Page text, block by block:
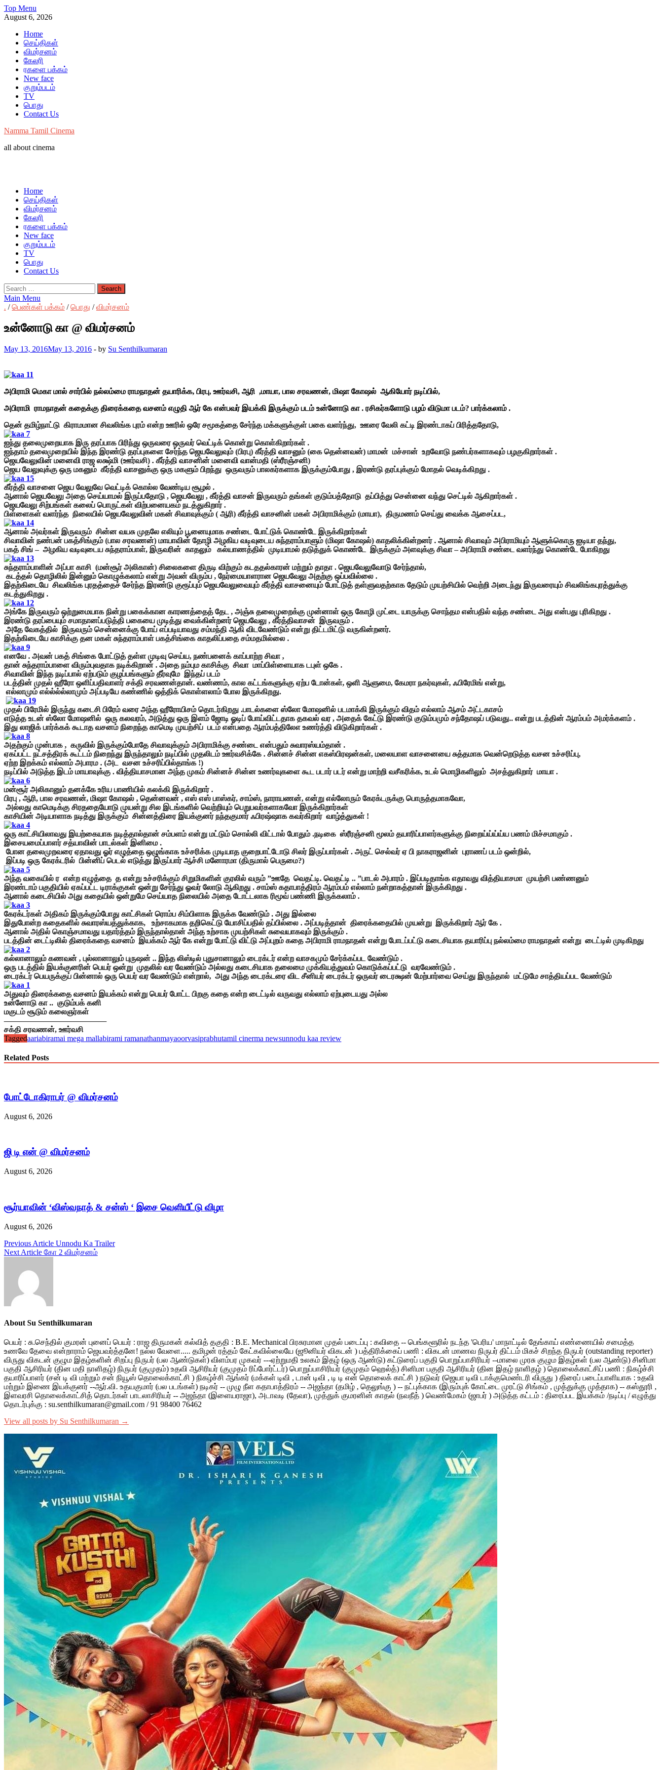
Skip
to
Top Menu
August 6, 2026
Home
செய்திகள்
விமர்சனம்
கேலரி
ரகளை பக்கம்
New face
குறும்படம்
TV
பொது
Contact Us
Namma Tamil Cinema
all about cinema
Home
செய்திகள்
விமர்சனம்
கேலரி
ரகளை பக்கம்
New face
குறும்படம்
TV
பொது
Contact Us
Search
for:
Main Menu
. /பெண்கள் பக்கம் /பொது /விமர்சனம்
உன்னோடு கா @ விமர்சனம்
May 13, 2016May 13, 2016 - by Su Senthilkumaran
அபிராமி மெகா மால் சார்பில் நல்லம்மை ராமநாதன் தயாரிக்க, பிரபு, ஊர்வசி, ஆரி ,மாயா, பால சரவணன், மிஷா கோஷல் ஆகியோர் நடிப்பில்,
அபிராமி ராமநாதன் கதைக்கு திரைக்கதை வசனம் எழுதி ஆர் கே என்பவர் இயக்கி இருக்கும் படம் உன்னோடு கா . ரசிகர்களோடு பழம் விடுமா படம்? பார்க்கலாம் .
தென் தமிழ்நாட்டு கிராமமான சிவலிங்க புரம் என்ற ஊரில் ஒரே சமூகத்தை சேர்ந்த மக்களுக்குள் பகை வளர்ந்து, ஊரை வேலி கட்டி இரண்டாகப் பிரித்ததோடு,
ஐந்து தலைமுறையாக இரு தரப்பாக பிரிந்து ஒருவரை ஒருவர் வெட்டிக் கொன்று கொள்கிறார்கள் .
ஐந்தாம் தலைமுறையில் இந்த இரண்டு தரப்புகளை சேர்ந்த ஜெயவேலுவும் (பிரபு) கீர்த்தி வாசனும் (கை தென்னவன்) மாமன் மச்சான் உறவோடு நண்பர்களாகவும் பழகுகிறார்கள் .
ஜெயவேலுவின் மனைவி ராஜ லக்ஷ்மி (ஊர்வசி) . கீர்த்தி வாசனின் மனைவி வான்மதி (ஸ்ரீரஞ்சனி)
ஜெய வேலுவுக்கு ஒரு மகனும் கீர்த்தி வாசனுக்கு ஒரு மகளும் பிறந்து ஒருவரும் பாலகர்களாக இருக்கும்போது , இரண்டு தரப்புக்கும் மோதல் வெடிக்கிறது .
கீர்த்தி வாசனை ஜெய வேலுவே வெட்டிக் கொல்ல வேண்டிய சூழல் .
ஆனால் ஜெயவேலு அதை செய்யாமல் இருப்பதோடு , ஜெயவேலு , கீர்த்தி வாசன் இருவரும் தங்கள் குடும்பத்தோடு தப்பித்து சென்னை வந்து செட்டில் ஆகிறார்கள் .
ஜெயவேலு சிற்பங்கள் கலைப் பொருட்கள் விற்பனையகம் நடத்துகிறார் .
பிள்ளைகள் வளர்ந்த நிலையில் ஜெயவேலுவின் மகன் சிவாவுக்கும் ( ஆரி) கீர்த்தி வாசனின் மகள் அபிராமிக்கும் (மாயா), திருமணம் செய்து வைக்க ஆசைப்பட,
ஆனால் அவர்கள் இருவரும் சின்ன வயசு முதலே எலியும் பூனையுமாக சண்டை போட்டுக் கொண்டே இருக்கிறார்கள்
சிவாவின் நண்பன் பகத்சிங்கும் (பால சரவணன்) மாயாவின் தோழி அழகிய வடிவுடைய சுந்தராம்பாளும் (மிஷா கோஷல்) காதலிக்கின்றனர் . ஆனால் சிவாவும் அபிராமியும் ஆளுக்கொரு ஐடியா தந்து,
பகத் சிங் – அழகிய வடிவுடைய சுந்தராம்பாள், இருவரின் காதலும் கல்யாணத்தில் முடியாமல் தடுத்துக் கொண்டே இருக்கும் அளவுக்கு சிவா – அபிராமி சண்டை வளர்ந்து கொண்டே போகிறது
சுந்தராம்பாளின் அப்பா காசி (மன்சூர் அலிகான்) சிலைகளை திருடி விற்கும் கடததல்காரன் மற்றும் தாதா . ஜெயவேலுவோடு சேர்ந்தால்,
கடத்தல் தொழிலில் இன்னும் கொழுக்கலாம் என்று அவன் விரும்ப , நேர்மையாளரான ஜெயவேலு அதற்கு ஒப்பவில்லை .
இதற்கிடையே சிவலிங்க புரதத்தைச் சேர்ந்த இரண்டு குரூப்பும் ஜெயவேலுவையும் கீர்த்தி வாசனையும் போட்டுத் தள்ளுவதற்காக தேடும் முயற்சியில் வெற்றி அடைந்து இருவரையும் சிவலிங்கபுரத்துக்கு
கடத்துகிறது .
அங்கே இருவரும் ஒற்றுமையாக நின்று பகைக்கான காரணத்தைத் தேட , அஞ்சு தலைமுறைக்கு முன்னாள் ஒரு கோழி முட்டை யாருக்கு சொந்தம என்பதில் வந்த சண்டை அது என்பது புரிகிறது .
இரண்டு தரப்பையும் சமாதானப்படுத்தி பகையை முடித்து வைக்கின்றனர் ஜெயவேலு , கீர்த்திவாசன் இருவரும் .
அதே வேகத்தில் இருவரும் சென்னைக்கு போய் எப்படியாவது சம்மந்தி ஆகி விடவேண்டும் என்று திட்டமிட்டு வருகின்றனர்.
இதற்கிடையே காசிக்கு தன மகள் சுந்தராம்பாள் பகத்சிங்கை காதலிப்பதை சம்மதமில்லை .
எனவே . அவன் பகத் சிங்கை போட்டுத் தள்ள முடிவு செய்ய, நண்பனைக் காப்பாற்ற சிவா ,
தான் சுந்தராம்பாளை விரும்புவதாக நடிக்கிறான் . அதை நம்பும காசிக்கு சிவா மாப்பிள்ளையாக டபுள் ஒகே .
சிவாவின் இந்த நடிப்பால் ஏற்படும் குழப்பங்களும் தீர்வுமே இந்தப் படம்
படத்தின் முதல் ஹீரோ ஒளிப்பதிவாளர் சக்தி சரவணன்தான். வண்ணம், கால கட்டங்களுக்கு ஏற்ப டோன்கள், ஒளி ஆளுமை, கேமரா நகர்வுகள், ஃபிரேமிங் என்று,
எல்லாமும் எல்ல்ல்ல்லாமும் அப்படியே கண்ணில் ஒத்திக் கொள்ளலாம் போல இருக்கிறது.
முதல் பிரேமில் இருந்து கடைசி பிரேம் வரை அந்த ஹீரோயிசம் தொடர்கிறது .பாடல்களை ஸ்லோ மோஷனில் படமாக்கி இருக்கும் விதம் எல்லாம் ஆசம் அட்டகாசம்
எடுத்த உடன் ஸ்லோ மோஷனில் ஒரு கலவரம், அடுத்து ஒரு இளம் ஜோடி ஓடிப் போய்விட்டதாக தகவல் வர , அதைக் கேட்டு இரண்டு குடும்பமும் சந்தோஷப் படுவது.. என்று படத்தின் ஆரம்பம் அமர்க்களம் .
இது லாஜிக் பார்க்கக் கூடாத வசனம் நிறைந்த காமெடி முயற்சிப் படம் என்பதை ஆரம்பத்திலேஎ உணர்த்தி விடுகிறார்கள் .
அதற்கும் முன்பாக , கருவில் இருக்கும்போதே சிவாவுக்கும் அபிராமிக்கு சண்டை என்பதும் சுவாரஸ்யம்தான் .
ஏகப்பட்ட நட்சத்திரக் கூட்டம் நிறைந்து இருந்தாலும் நடிப்பில் முதலிடம் ஊர்வசிக்கே . சின்னச் சின்ன எகஸ்பிரஷன்கள், மலையாள வாசனையை சுத்தமாக வென்றெடுத்த வசன உச்சரிப்பு,
ஏற்ற இறக்கம் எல்லாம் அபாரம . (அட வசன உச்சரிப்பில்தாங்க !)
நடிப்பில் அடுத்த இடம் மாயாவுக்கு . வித்தியாசமான அந்த முகம் சின்னச் சின்ன உணர்வுகளை கூட படார் படர் என்று மாற்றி வசீகரிக்க, உடல் மொழிகளிலும் அசத்துகிறார் மாயா .
மன்சூர் அலிகானும் தனக்கே உரிய பாணியில் கலக்கி இருக்கிறார் .
பிரபு , ஆரி, பால சரவணன், மிஷா கோஷல் , தென்னவன் , எஸ் எஸ் பாஸ்கர், சாம்ஸ், நாராயணன், என்று எல்லோரும் கேரக்டருக்கு பொருத்தமாகவோ,
அல்லது காமெடிக்கு சிரததையோடு முயன்று சில இடங்களில் வெற்றியும் பெறுபவர்களாகவோ இருக்கிறார்கள்
காசியின் அடியாளாக நடித்து இருக்கும் சின்னத்திரை இயக்குனர் நந்தகுமார் ஃபிரஷ்ஷாக கவர்கிறார் வாழ்த்துகள் !
ஒரு காட்சியிலாவது இயற்கையாக நடித்தால்தான் சம்பளம் என்று மட்டும் சொல்லி விட்டால் போதும் .நடிகை ஸ்ரீரஞ்சனி மூலம் தயாரிப்பாளர்களுக்கு நிறைய்ய்ய்ய்ய பணம் மிச்சமாகும் .
இசையமைப்பாளர் சத்யாவின் பாடல்கள் இனிமை .
போன தலைமுறவரை ஏதாவது ஓர் எழுத்தை ஒழுங்காக உச்சரிக்க முடியாத குறைபாட்டோடு சிலர் இருப்பார்கள் . அருட் செல்வர் ஏ பி நாகராஜனின் புராணப் படம் ஒன்றில்,
இப்படி ஒரு கேரக்டரில் பின்னிப் பெடல் எடுத்து இருப்பார் ஆச்சி மனோரமா (திருமால் பெருமை?)
அந்த வகையில் ர என்ற எழுத்தை த என்று உச்சரிக்கும் சிறுமிகளின் குரலில் வரும் ”ஊதே வெதட்டி. வெதட்டி .. ”பாடல் அபாரம் . இப்படிதாங்க எதாவது வித்தியாசமா முயற்சி பண்ணனும்
இரண்டாம் பகுதியில் ஏகப்பட்ட டிராக்குகள் ஒன்று சேர்ந்து ஓவர் லோடு ஆகிறது . சாம்ஸ் கதாபாத்திரம் ஆரம்பம் எல்லாம் நன்றாகத்தான் இருக்கிறது .
ஆனால் கடைசியில் அது கதையில் ஒன்றுமே செய்யாத நிலையில் அதை டோட்டலாக ரிமூவ் பண்ணி இருக்கலாம் .
கேரக்டர்கள் அதிகம் இருக்கும்போது காட்சிகள் ரொம்ப சிம்பிளாக இருக்க வேண்டும் . அது இல்லை
இதுபோன்ற கதைகளில் சுவாரஸ்யத்துக்காக, உற்சாகமாக தறிகெட்டு யோசிப்பதில் தப்பில்லை . அப்படித்தான் திரைக்கதையில் முயன்று இருக்கிறார் ஆர் கே .
ஆனால் அதில் கொஞ்சமாவது யதார்த்தம் இருந்தால்தான் அந்த உற்சாக முயற்சிகள் சுவையாகவும் இருக்கும் .
படத்தின் டைட்டிலில் திரைக்கதை வசனம் இயக்கம் ஆர் கே என்று போட்டு விட்டு அப்புறம் கதை அபிராமி ராமநாதன் என்று போடப்பட்டு கடைசியாக தயாரிப்பு நல்லம்மை ராமநாதன் என்று டைட்டில் முடிகிறது
கல்லானாலும் கணவன் , புல்லானாலும் புருஷன் .. இந்த லிஸ்டில் புதுசானாலும் டைரக்டர் என்ற வாசகமும் சேர்க்கப்பட வேண்டும் .
ஒரு படத்தில் இயக்குனரின் பெயர் ஒன்று முதலில் வர வேண்டும் அல்லது கடைசியாக தலைமை முக்கியத்துவம் கொடுக்கப்பட்டு வரவேண்டும் .
டைரக்டர் பெயருக்குப் பின்னால் ஒரு பெயர் வர வேண்டும் என்றால், அது அந்த டைரக்டரை விட சீனியர் டைரக்டர் ஒருவர் டைரக்ஷன் மேற்பார்வை செய்து இருந்தால் மட்டுமே சாத்தியப்பட வேண்டும்
அதுவும் திரைக்கதை வசனம் இயக்கம் என்று பெயர் போட்ட பிறகு கதை என்ற டைட்டில் வருவது எல்லாம் ஏற்புடையது அல்ல
உன்னோடு கா .. குடும்பக் கனி
மகுடம் சூடும் கலைஞர்கள்
—————————————
சக்தி சரவணன், ஊர்வசி
Taggedaariabiramai mega mallabirami ramanathanmayaoorvasiprabhutamil cinerma newsunnodu kaa review
Related Posts
போட்டோகிராபர் @ விமர்சனம்
August 6, 2026
ஜி டி என் @ விமர்சனம்
August 6, 2026
சூர்யாவின் ‘விஸ்வநாத் & சன்ஸ் ‘ இசை வெளியீட்டு விழா
August 6, 2026
Post
navigation
Previous Article Unnodu Ka Trailer
Next Article கோ 2 விமர்சனம்
About Su Senthilkumaran
பெயர் : சு.செந்தில் குமரன் புனைப் பெயர் : ராஜ திருமகன் கல்வித் தகுதி : B.E. Mechanical பிரசுரமான முதல் படைப்பு : கவிதை -- பெங்களூரில் நடந்த 'பெரிய' மாநாட்டில் தேங்காய் எண்ணையில் சமைத்த
உணவே தேவை என்றாராம் ஜெயவர்த்தனே! நல்ல வேளை..... தமிழன் ரத்தம் கேட்கவில்லையே (ஜூனியர் விகடன் ) பத்திரிக்கைப் பணி : விகடன் மாணவ நிருபர் திட்டம் மிகச் சிறந்த நிருபர் (outstanding reporter)
விருது விகடன் குழும இதழ்களின் சிறப்பு நிருபர் (பல ஆண்டுகள்) விளம்பர முகவர் ---ஏற்றுமதி உலகம் இதழ் (ஒரு ஆண்டு) கட்டுரைப் பகுதி பொறுப்பாசிரியர் --மாலை முரசு குழும இதழ்கள் (பல ஆண்டு) சினிமா
பகுதி ஆசிரியர் (தின மதி நாளிதழ்) நிருபர் (குமுதம்) உதவி ஆசிரியர் (குமுதம் ரிப்போர்ட்டர்) பொறுப்பாசிரியர் (குமுதம் ஹெல்த்) சினிமா பகுதி ஆசிரியர் (தின இதழ் நாளிதழ் ) தொலைக்காட்சிப் பணி : நிகழ்ச்சி
தயாரிப்பாளர் (சன் டி வி மற்றும் சன் நியூஸ் தொலைக்காட்சி ) நிகழ்ச்சி ஆங்கர் (மக்கள் டிவி , டான் டிவி , டி டி என் தொலைக் காட்சி ) நடுவர் (ஜெயா டிவி டாக்குமெண்டரி விருது ) திரைப் படைப்பாளியாக : உதவி
மற்றும் இணை இயக்குனர் --ஆர்.வி. உதயகுமார் (பல படங்கள்) நடிகர் -- முழு நீள கதாபாத்திரம் -- அஜந்தா (தமிழ் , தெலுங்கு ) -- நட்புக்காக (இரும்புக் கோட்டை முரட்டு சிங்கம் , முத்துக்கு முத்தாக) -- கஸ்தூரி ,
இளவரசி தொலைக்காட்சித் தொடர்கள் பாடலாசிரியர் -- அஜந்தா (இளையராஜா), அடாவடி (தேவா), முத்துக் குமரனின் காதல் (நவநீத் ) வெண்மேகம் (ஜாபர் ) அடுத்த கட்டம் : திரைப்பட இயக்கம் /நடிப்பு / எழுத்து
தொடர்புக்கு : su.senthilkumaran@gmail.com / 91 98400 76462
View all posts by Su Senthilkumaran →